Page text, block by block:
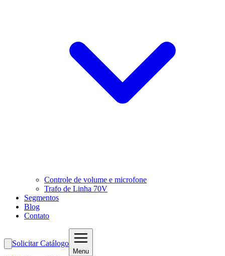
Controle de volume e microfone
Trafo de Linha 70V
Segmentos
Blog
Contato
Solicitar Catálogo
Menu